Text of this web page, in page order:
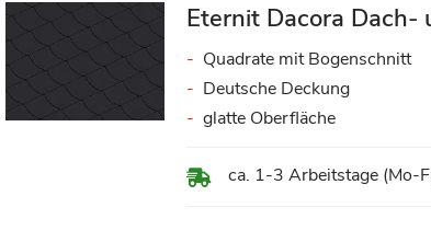
Eternit Dacora
ca. 1-3 Arbeitstage (Mo-
Quadrate mit Bogenschnitt
Deutsche Deckung
glatte Oberfläche